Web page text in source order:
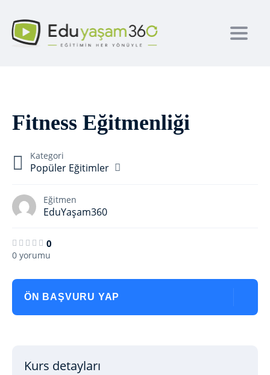
Kategori
Popüler Eğitimler
Eğitmen
EduYaşam360
0
0 yorumu
Fitness Eğitmenliği
ÖN BAŞVURU YAP
Kurs detayları